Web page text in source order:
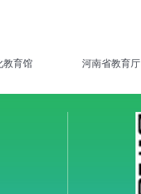
教育馆 河南省教育厅